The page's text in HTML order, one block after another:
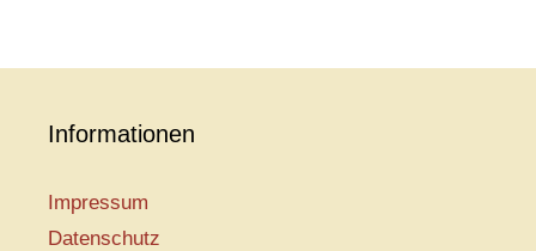
Informationen
Impressum
Datenschutz